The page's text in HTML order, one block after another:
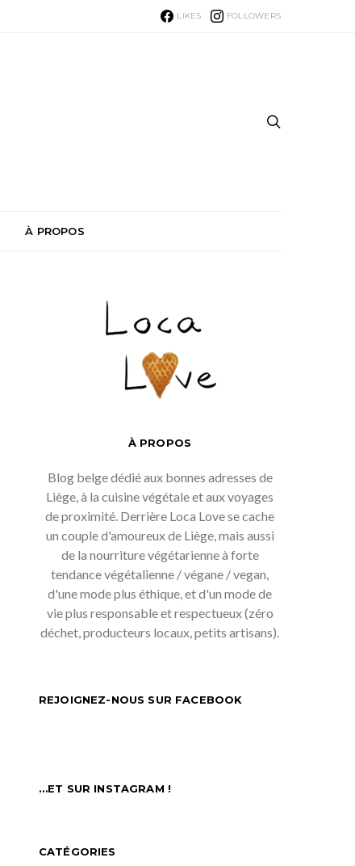
LIKES FOLLOWERS
À PROPOS
À PROPOS
Blog belge dédié aux bonnes adresses de
Liège, à la cuisine végétale et aux voyages
de proximité. Derrière Loca Love se cache
un couple d'amoureux de Liège, mais aussi
de la nourriture végétarienne à forte
tendance végétalienne / végane / vegan,
d'une mode plus éthique, et d'un mode de
vie plus responsable et respectueux (zéro
déchet, producteurs locaux, petits artisans).
REJOIGNEZ-NOUS SUR FACEBOOK
…ET SUR INSTAGRAM !
CATÉGORIES